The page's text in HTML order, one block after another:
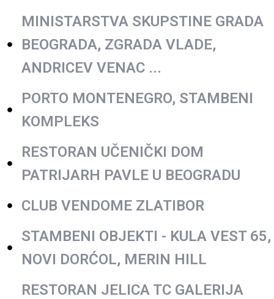
MINISTARSTVA SKUPSTINE GRADA
BEOGRADA, ZGRADA VLADE,
ANDRICEV VENAC ...
PORTO MONTENEGRO, STAMBENI
KOMPLEKS
RESTORAN UČENIČKI DOM
PATRIJARH PAVLE U BEOGRADU
CLUB VENDOME ZLATIBOR
STAMBENI OBJEKTI - KULA VEST 65,
NOVI DORĆOL, MERIN HILL
RESTORAN JELICA TC GALERIJA